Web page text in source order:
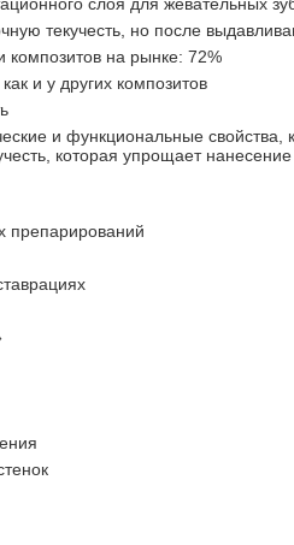
текучесть, но после
на рынке: 72%
и у других композитов
и функциональные свойства,
которая упрощает нанесение
препарирований